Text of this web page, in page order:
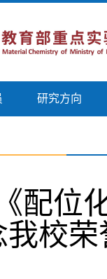
研究方向
配位
我校